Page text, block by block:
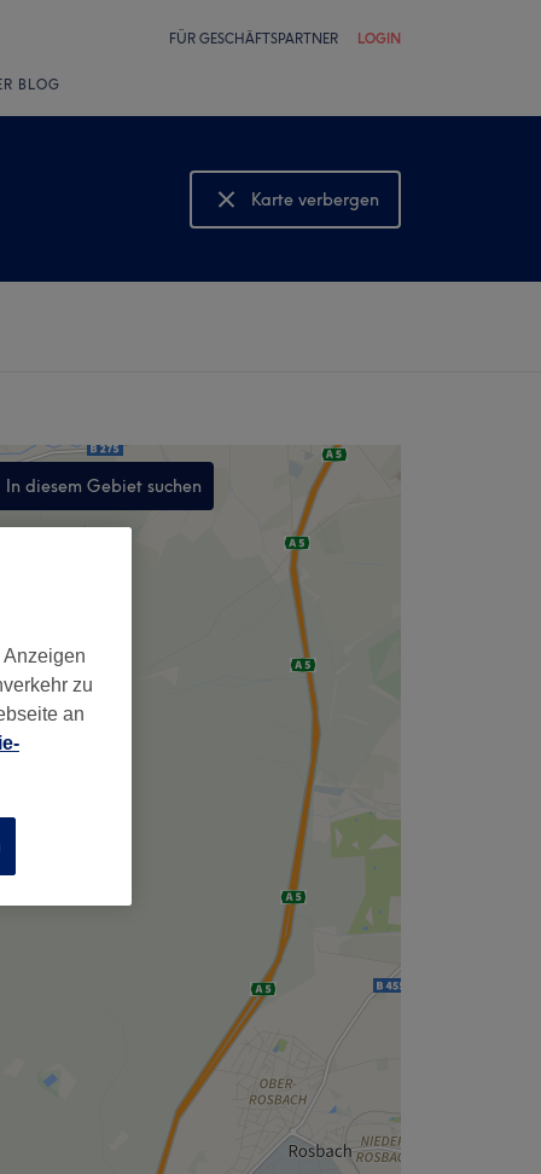
FÜR GESCHÄFTSPARTNER LOGIN
BLOG
Karte verbergen
Karte anzeigen
In diesem Gebiet suchen
,
zu
an